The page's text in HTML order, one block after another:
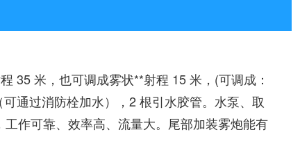
35 米，也可调成雾状**射程 15 米，(可调成：
通过消防栓加水），2 根引水胶管。水泵、取
作可靠、效率高、流量大。尾部加装雾炮能有